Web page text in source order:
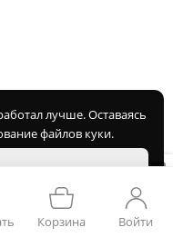
Корзина Войти
лучше. Оставаясь
файлов куки.